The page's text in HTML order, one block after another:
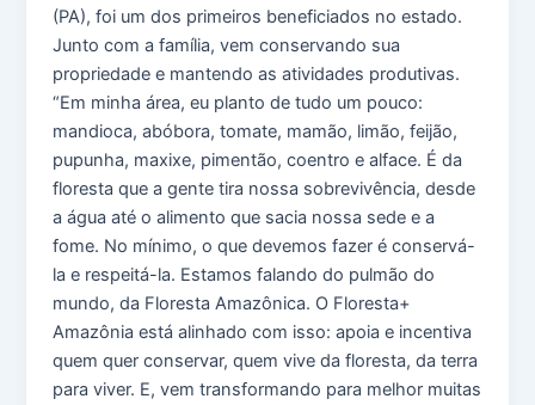
(PA), foi um dos primeiros beneficiados no estado.
Junto com a família, vem conservando sua
propriedade e mantendo as atividades produtivas.
“Em minha área, eu planto de tudo um pouco:
mandioca, abóbora, tomate, mamão, limão, feijão,
pupunha, maxixe, pimentão, coentro e alface. É da
floresta que a gente tira nossa sobrevivência, desde
a água até o alimento que sacia nossa sede e a
fome. No mínimo, o que devemos fazer é conservá-
la e respeitá-la. Estamos falando do pulmão do
mundo, da Floresta Amazônica. O Floresta+
Amazônia está alinhado com isso: apoia e incentiva
quem quer conservar, quem vive da floresta, da terra
para viver. E, vem transformando para melhor muitas